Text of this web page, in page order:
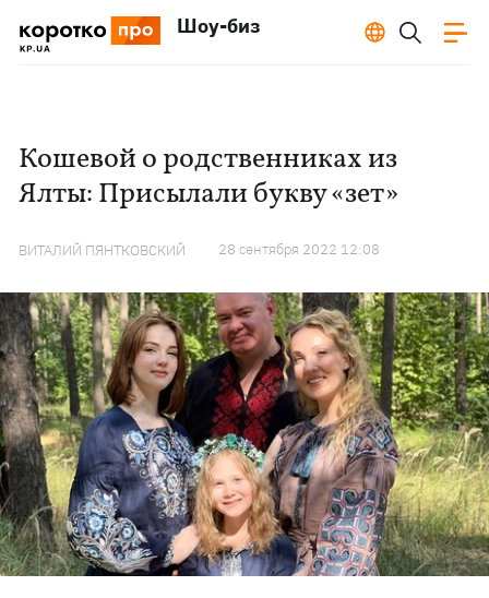
Шоу-биз
Кошевой о родственниках из
Ялты: Присылали букву «зет»
ВИТАЛИЙ ПЯНТКОВСКИЙ 28 сентября 2022 12:08